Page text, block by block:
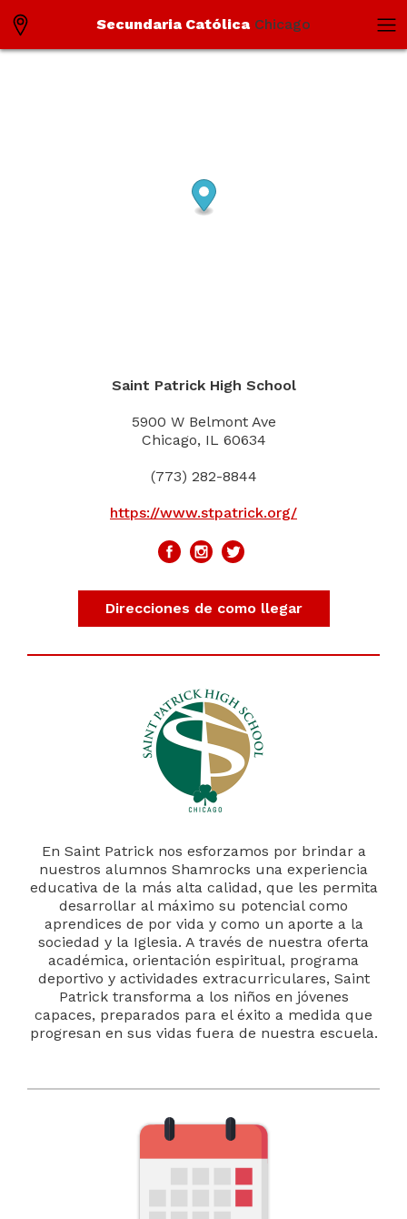
Secundaria CatólicaChicago
Saint Patrick High School
5900 W Belmont Ave
Chicago, IL 60634
(773) 282-8844
https://www.stpatrick.org/
Direcciones de como llegar
En Saint Patrick nos esforzamos por brindar a
nuestros alumnos Shamrocks una experiencia
educativa de la más alta calidad, que les permita
desarrollar al máximo su potencial como
aprendices de por vida y como un aporte a la
sociedad y la Iglesia. A través de nuestra oferta
académica, orientación espiritual, programa
deportivo y actividades extracurriculares, Saint
Patrick transforma a los niños en jóvenes
capaces, preparados para el éxito a medida que
progresan en sus vidas fuera de nuestra escuela.